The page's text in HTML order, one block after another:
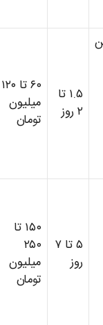
۱.۵ تا
۶۰ تا ۱۲۰
میلیون
تومان
۵ تا ۷
روز
۱۵۰ تا
۲۵۰
میلیون
تومان